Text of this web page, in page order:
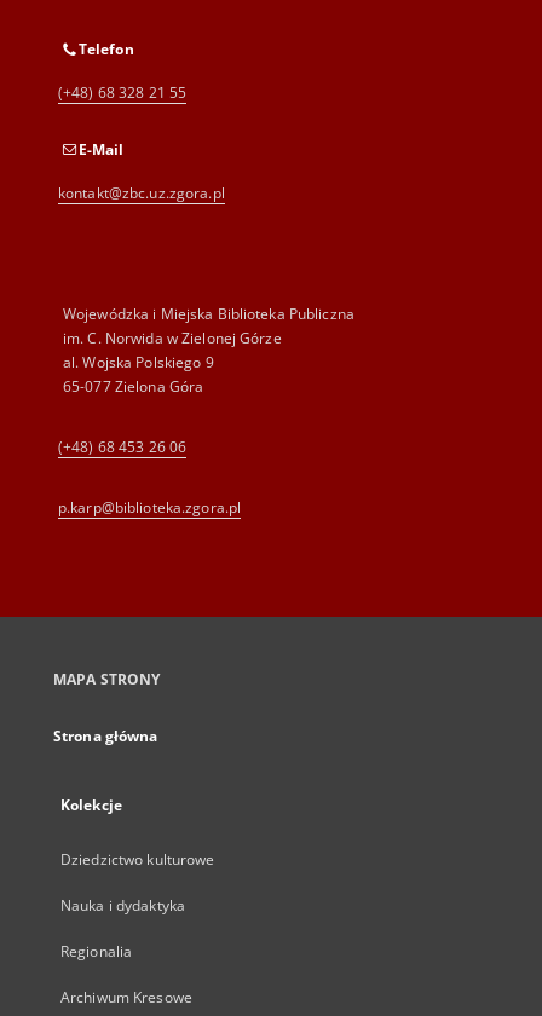
Telefon
(+48) 68 328 21 55
E-Mail
kontakt@zbc.uz.zgora.pl
Wojewódzka i Miejska Biblioteka Publiczna
im. C. Norwida w Zielonej Górze
al. Wojska Polskiego 9
65-077 Zielona Góra
(+48) 68 453 26 06
p.karp@biblioteka.zgora.pl
MAPA STRONY
Strona główna
Kolekcje
Dziedzictwo kulturowe
Nauka i dydaktyka
Regionalia
Archiwum Kresowe